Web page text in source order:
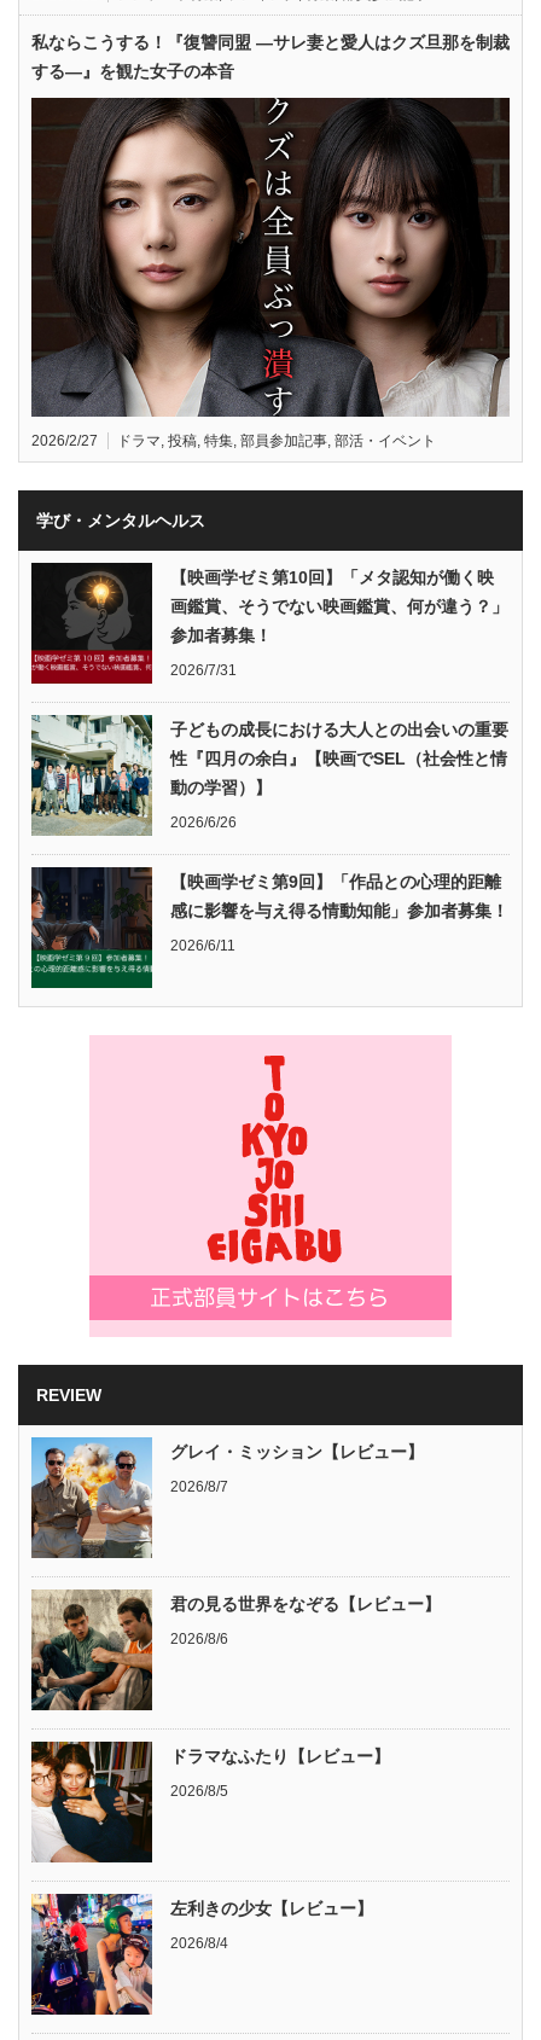
私ならこうする！『復讐同盟 —サレ妻と愛人はクズ旦那を制裁
する—』を観た女子の本音
2026/2/27 ドラマ 投稿 特集 部員参加記事 部活・イベント
学び・メンタルヘルス
【映画学ゼミ第10回】「メタ認知が働く映
画鑑賞、そうでない映画鑑賞、何が違う？」
参加者募集！
2026/7/31
子どもの成長における大人との出会いの重要
性『四月の余白』【映画でSEL（社会性と情
動の学習）】
2026/6/26
【映画学ゼミ第9回】「作品との心理的距離
感に影響を与え得る情動知能」参加者募集！
2026/6/11
REVIEW
グレイ・ミッション【レビュー】
2026/8/7
君の見る世界をなぞる【レビュー】
2026/8/6
ドラマなふたり【レビュー】
2026/8/5
左利きの少女【レビュー】
2026/8/4